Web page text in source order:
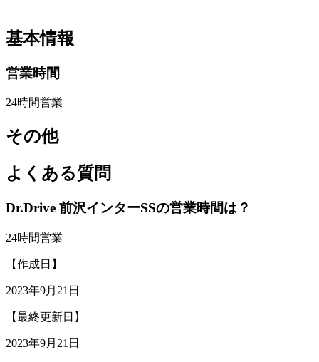
基本情報
営業時間
24時間営業
その他
よくある質問
Dr.Drive 前沢インターSSの営業時間は？
24時間営業
【作成日】
2023年9月21日
【最終更新日】
2023年9月21日